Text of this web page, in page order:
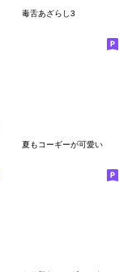
毒舌あざらし3
夏もコーギーが可愛い